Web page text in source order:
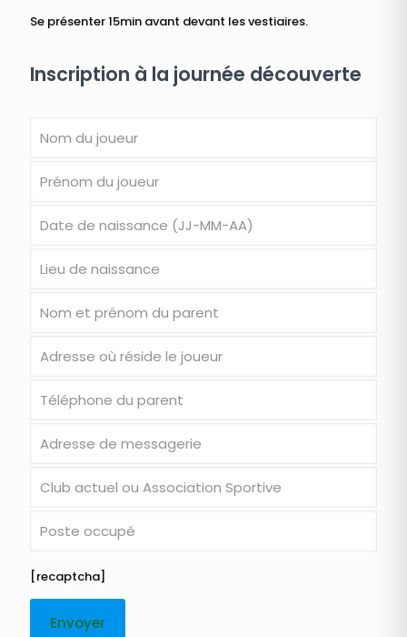
Se présenter 15min avant devant les vestiaires.
Inscription à la journée découverte
[recaptcha]